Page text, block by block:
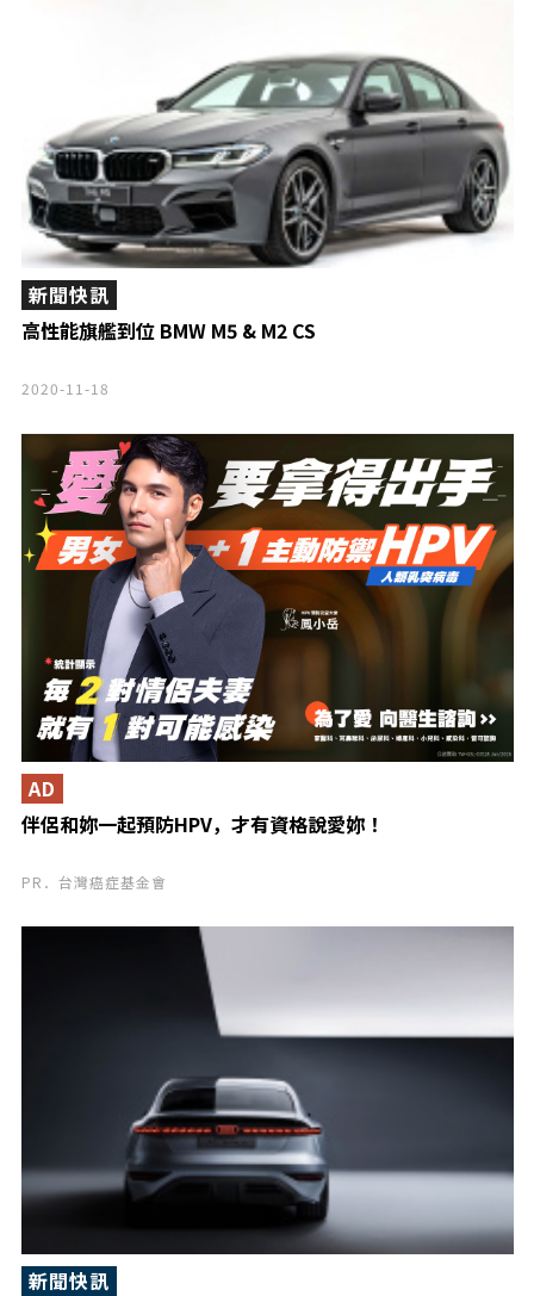
高性能旗艦到位 BMW M5 & M2 CS
新聞快訊
2020-11-18
伴侶和妳一起預防HPV，才有資格說愛妳！
AD
PR．台灣癌症基金會
新聞快訊